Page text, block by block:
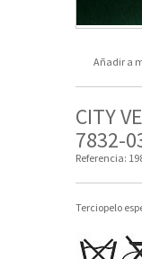
Añadir a
CITY
7832-
Referencia:
Terciopelo